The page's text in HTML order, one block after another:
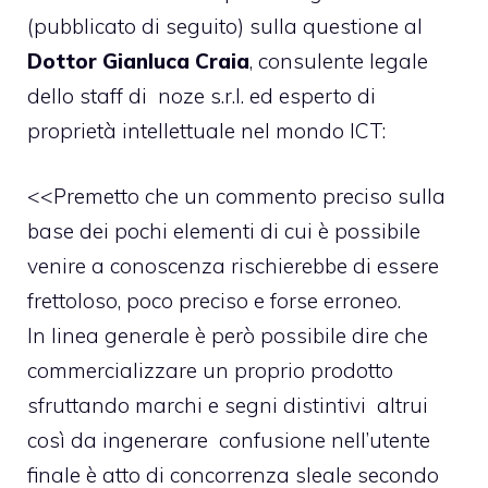
(pubblicato di seguito) sulla questione al
Dottor Gianluca Craia, consulente legale
dello staff di noze s.r.l. ed esperto di
proprietà intellettuale nel mondo ICT:
<<Premetto che un commento preciso sulla
base dei pochi elementi di cui è possibile
venire a conoscenza rischierebbe di essere
frettoloso, poco preciso e forse erroneo.
In linea generale è però possibile dire che
commercializzare un proprio prodotto
sfruttando marchi e segni distintivi altrui
così da ingenerare confusione nell’utente
finale è atto di concorrenza sleale secondo